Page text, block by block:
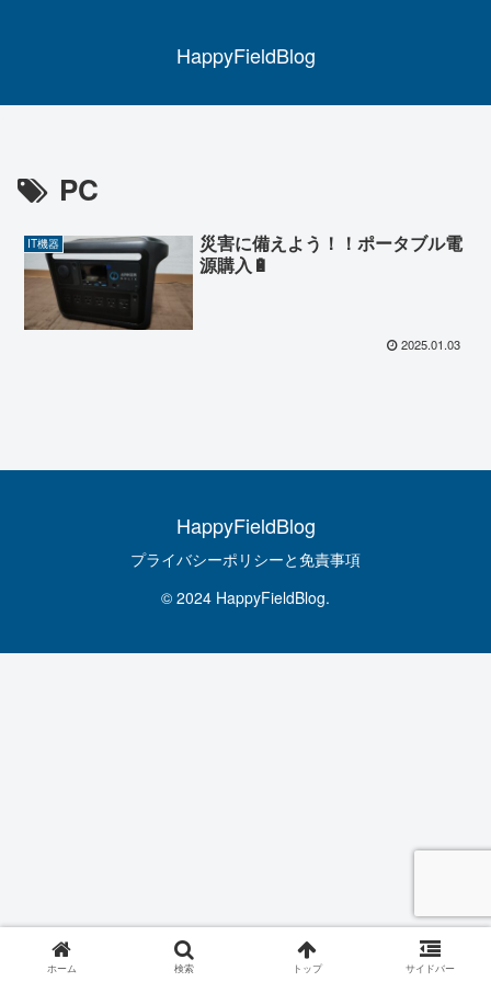
HappyFieldBlog
PC
IT機器
災害に備えよう！！ポータブル電
源購入🔋
2025.01.03
HappyFieldBlog
プライバシーポリシーと免責事項
© 2024 HappyFieldBlog.
ホーム 検索 トップ サイドバー